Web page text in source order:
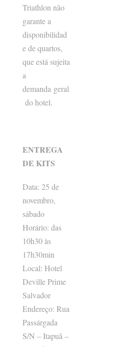
Triathlon não
garante a
disponibilidad
e de quartos,
que está sujeita
a
demanda geral
do hotel.
ENTREGA
DE KITS
Data: 25 de
novembro,
sábado
Horário: das
10h30 às
17h30min
Local: Hotel
Deville Prime
Salvador
Endereço: Rua
Passárgada
S/N – Itapuã –